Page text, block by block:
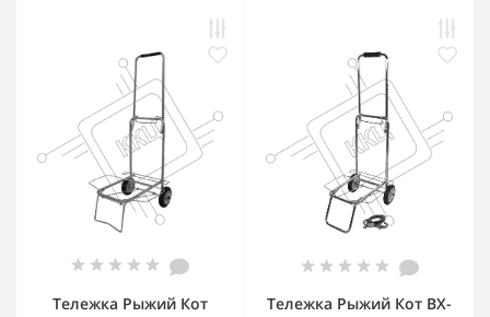
Тележка Рыжий Кот Тележка Рыжий Кот BX-